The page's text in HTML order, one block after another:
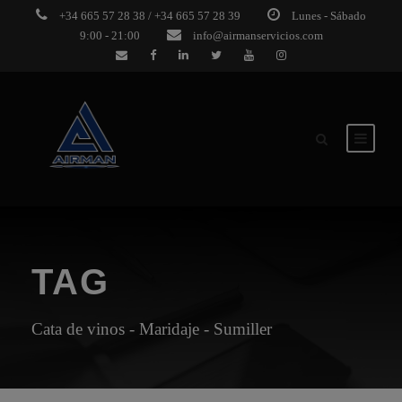
+34 665 57 28 38 / +34 665 57 28 39
Lunes - Sábado
9:00 - 21:00
info@airmanservicios.com
TAG
Cata de vinos - Maridaje - Sumiller